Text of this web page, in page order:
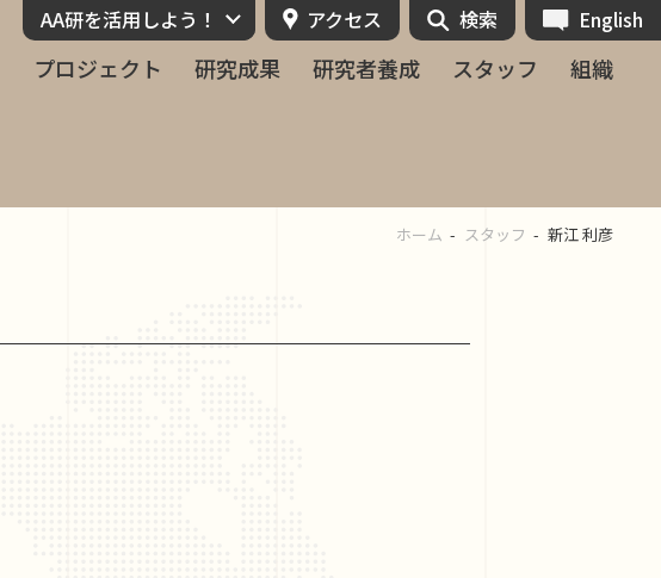
プロジェクト 研究成果 研究者養成 スタッフ 組織
AA研を活用しよう！ アクセス 検索 English
ホーム スタッフ 新江 利彦